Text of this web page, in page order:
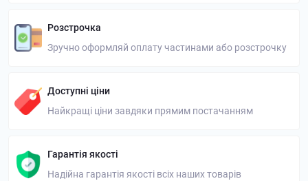
Розстрочка
Зручно оформляй оплату частинами або розстрочку
Доступні ціни
Найкращі ціни завдяки прямим постачанням
Гарантія якості
Надійна гарантія якості всіх наших товарів